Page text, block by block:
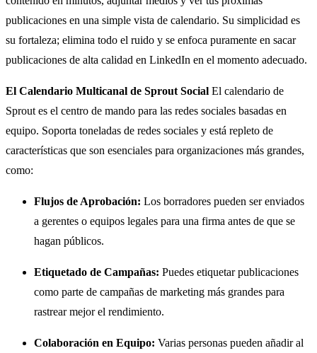
publicaciones en una simple vista de calendario. Su simplicidad es
su fortaleza; elimina todo el ruido y se enfoca puramente en sacar
publicaciones de alta calidad en LinkedIn en el momento adecuado.
El Calendario Multicanal de Sprout Social El calendario de
Sprout es el centro de mando para las redes sociales basadas en
equipo. Soporta toneladas de redes sociales y está repleto de
características que son esenciales para organizaciones más grandes,
como:
Flujos de Aprobación: Los borradores pueden ser enviados
a gerentes o equipos legales para una firma antes de que se
hagan públicos.
Etiquetado de Campañas: Puedes etiquetar publicaciones
como parte de campañas de marketing más grandes para
rastrear mejor el rendimiento.
Colaboración en Equipo: Varias personas pueden añadir al